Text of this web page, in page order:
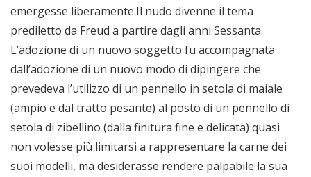
emergesse liberamente.Il nudo divenne il tema
prediletto da Freud a partire dagli anni Sessanta.
L’adozione di un nuovo soggetto fu accompagnata
dall’adozione di un nuovo modo di dipingere che
prevedeva l’utilizzo di un pennello in setola di maiale
(ampio e dal tratto pesante) al posto di un pennello di
setola di zibellino (dalla finitura fine e delicata) quasi
non volesse più limitarsi a rappresentare la carne dei
suoi modelli, ma desiderasse rendere palpabile la sua